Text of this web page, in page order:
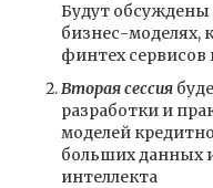
Будут обсуждены
бизнес-моделях,
финтех сервисов
Вторая сессия
разработки и
моделей
больших данных
интеллекта